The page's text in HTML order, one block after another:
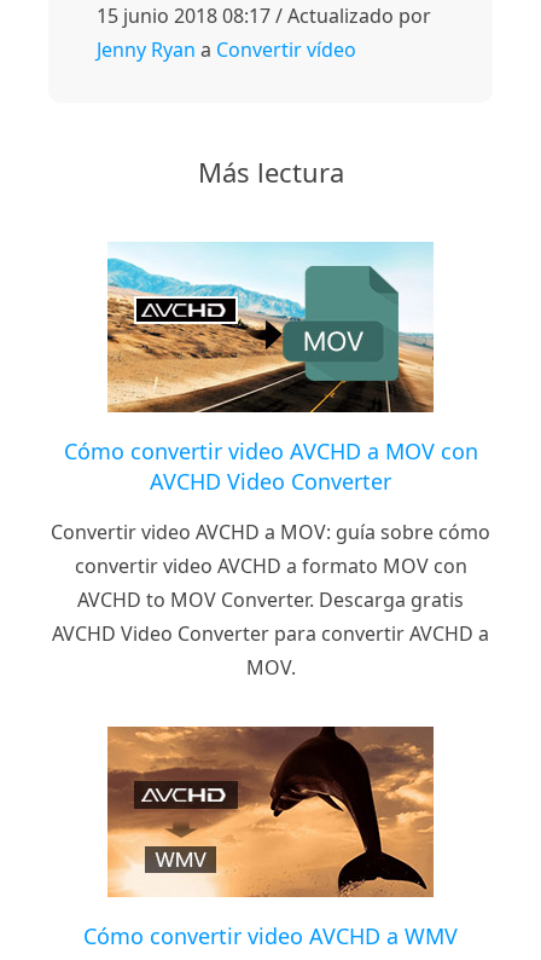
15 junio 2018 08:17 / Actualizado por
Jenny Ryan a Convertir vídeo
Más lectura
Cómo convertir video AVCHD a MOV con
AVCHD Video Converter
Convertir video AVCHD a MOV: guía sobre cómo
convertir video AVCHD a formato MOV con
AVCHD to MOV Converter. Descarga gratis
AVCHD Video Converter para convertir AVCHD a
MOV.
Cómo convertir video AVCHD a WMV